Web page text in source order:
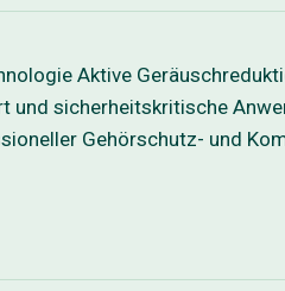
Aktive
sicherheitskritische
Gehörschutz- und